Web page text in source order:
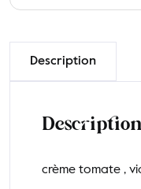
viande
Description
Description
crème tomate ,